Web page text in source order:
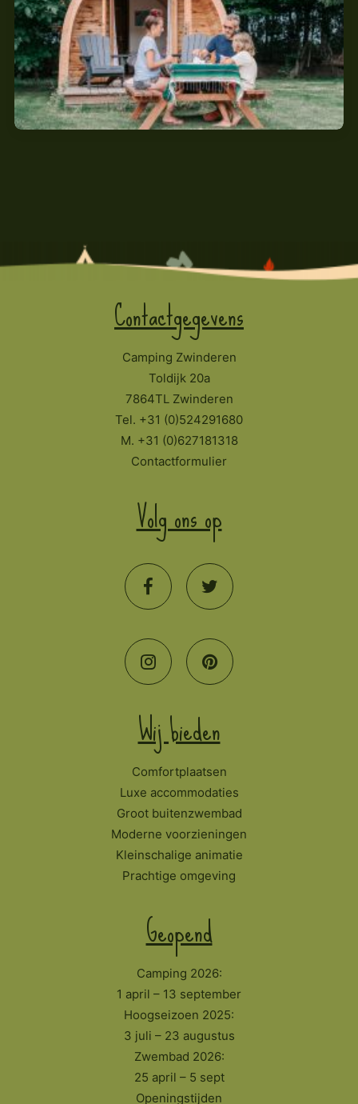
Contactgegevens
Camping Zwinderen
Toldijk 20a
7864TL Zwinderen
Tel. +31 (0)524291680
M. +31 (0)627181318
Contactformulier
Volg ons op
Wij bieden
Comfortplaatsen
Luxe accommodaties
Groot buitenzwembad
Moderne voorzieningen
Kleinschalige animatie
Prachtige omgeving
Geopend
Camping 2026:
1 april – 13 september
Hoogseizoen 2025:
3 juli – 23 augustus
Zwembad 2026:
25 april – 5 sept
Openingstijden